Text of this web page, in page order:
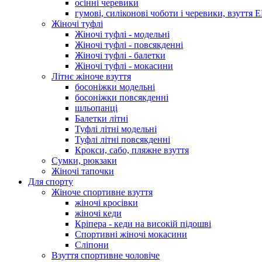
осінні черевики
гумові, силіконові чоботи і черевики, взуття
Жіночі туфлі
Жіночі туфлі - модельні
Жіночі туфлі - повсякденні
Жіночі туфлі - балетки
Жіночі туфлі - мокасини
Літнє жіноче взуття
босоніжки модельні
босоніжки повсякденні
шльопанці
Балетки літні
Туфлі літні модельні
Туфлі літні повсякденні
Крокси, сабо, пляжне взуття
Сумки, рюкзаки
Жіночі тапочки
Для спорту
Жіноче спортивне взуття
жіночі кросівки
жіночі кеди
Кріпера - кеди на високій підошві
Спортивні жіночі мокасини
Сліпони
Взуття спортивне чоловіче